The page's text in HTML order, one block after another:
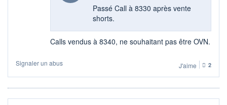
Passé Call à 8330 après vente
shorts.
Calls vendus à 8340, ne souhaitant pas être OVN.
Signaler un abus J'aime 2